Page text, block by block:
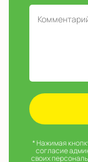
* Нажимая
согласие
своих